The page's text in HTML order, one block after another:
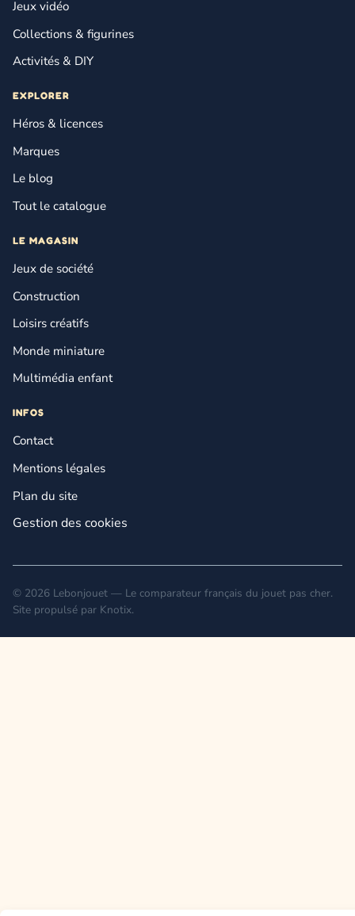
Jeux vidéo
Collections & figurines
Activités & DIY
EXPLORER
Héros & licences
Marques
Le blog
Tout le catalogue
LE MAGASIN
Jeux de société
Construction
Loisirs créatifs
Monde miniature
Multimédia enfant
INFOS
Contact
Mentions légales
Plan du site
Gestion des cookies
© 2026 Lebonjouet — Le comparateur français du jouet pas cher.
Site propulsé par Knotix.